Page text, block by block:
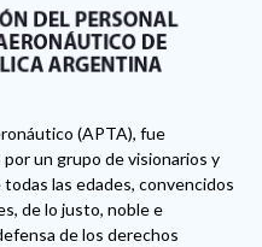
(APTA), fue
un grupo de visionarios y
las edades, convencidos
de lo justo, noble e
de los derechos